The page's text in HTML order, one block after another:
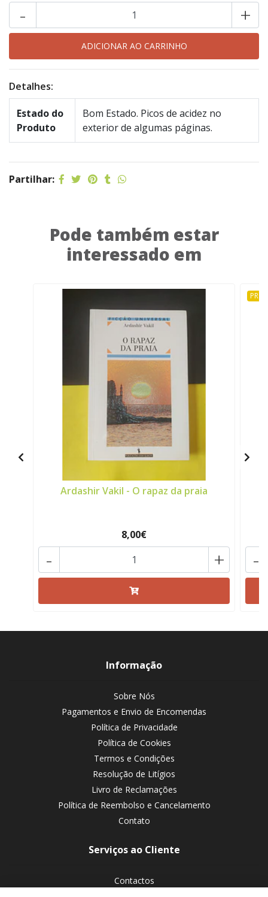
+
-
Detalhes:
Estado do
Produto
Bom Estado. Picos de acidez no
exterior de algumas páginas.
Partilhar:
Pode também estar
interessado em
Ardashir Vakil - O rapaz da praia
8,00€
+
- -
Informação
Sobre Nós
Pagamentos e Envio de Encomendas
Política de Privacidade
Política de Cookies
Termos e Condições
Resolução de Litígios
Livro de Reclamações
Política de Reembolso e Cancelamento
Contato
Serviços ao Cliente
Contactos